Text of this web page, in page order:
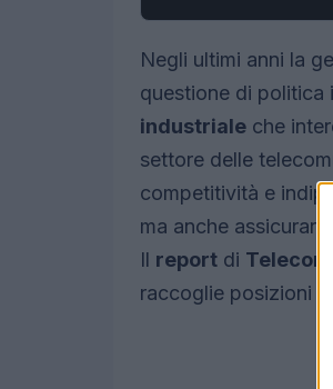
Negli ultimi anni la
questione di politica
industriale che
settore delle
competitività e
ma anche
Il report di
raccoglie posizioni